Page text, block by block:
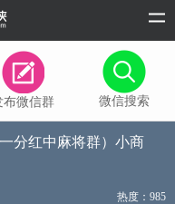
布微信群 微信搜索
分红中麻将群）小商
热度：985